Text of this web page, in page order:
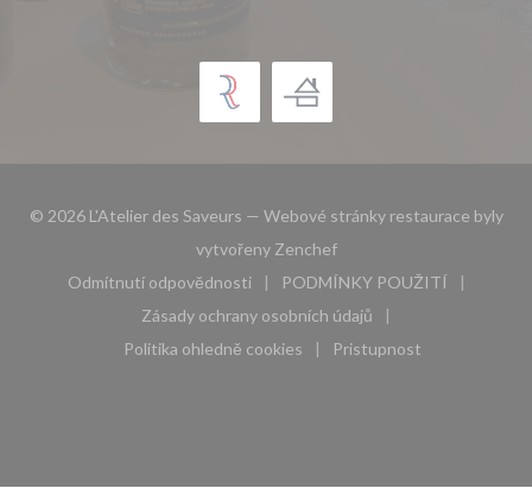
© 2026 L'Atelier des Saveurs — Webové stránky restaurace byly
vytvořeny Zenchef((otevře se v novém okně))
Odmítnutí odpovědnosti
((otevře se v novém okně))
PODMÍNKY POUŽITÍ
((otevře se v novém
Zásady ochrany osobních údajů
((otevře se v novém okně))
Politika ohledně cookies
((otevře se v novém okně))
Pristupnost
((otevře se v novém